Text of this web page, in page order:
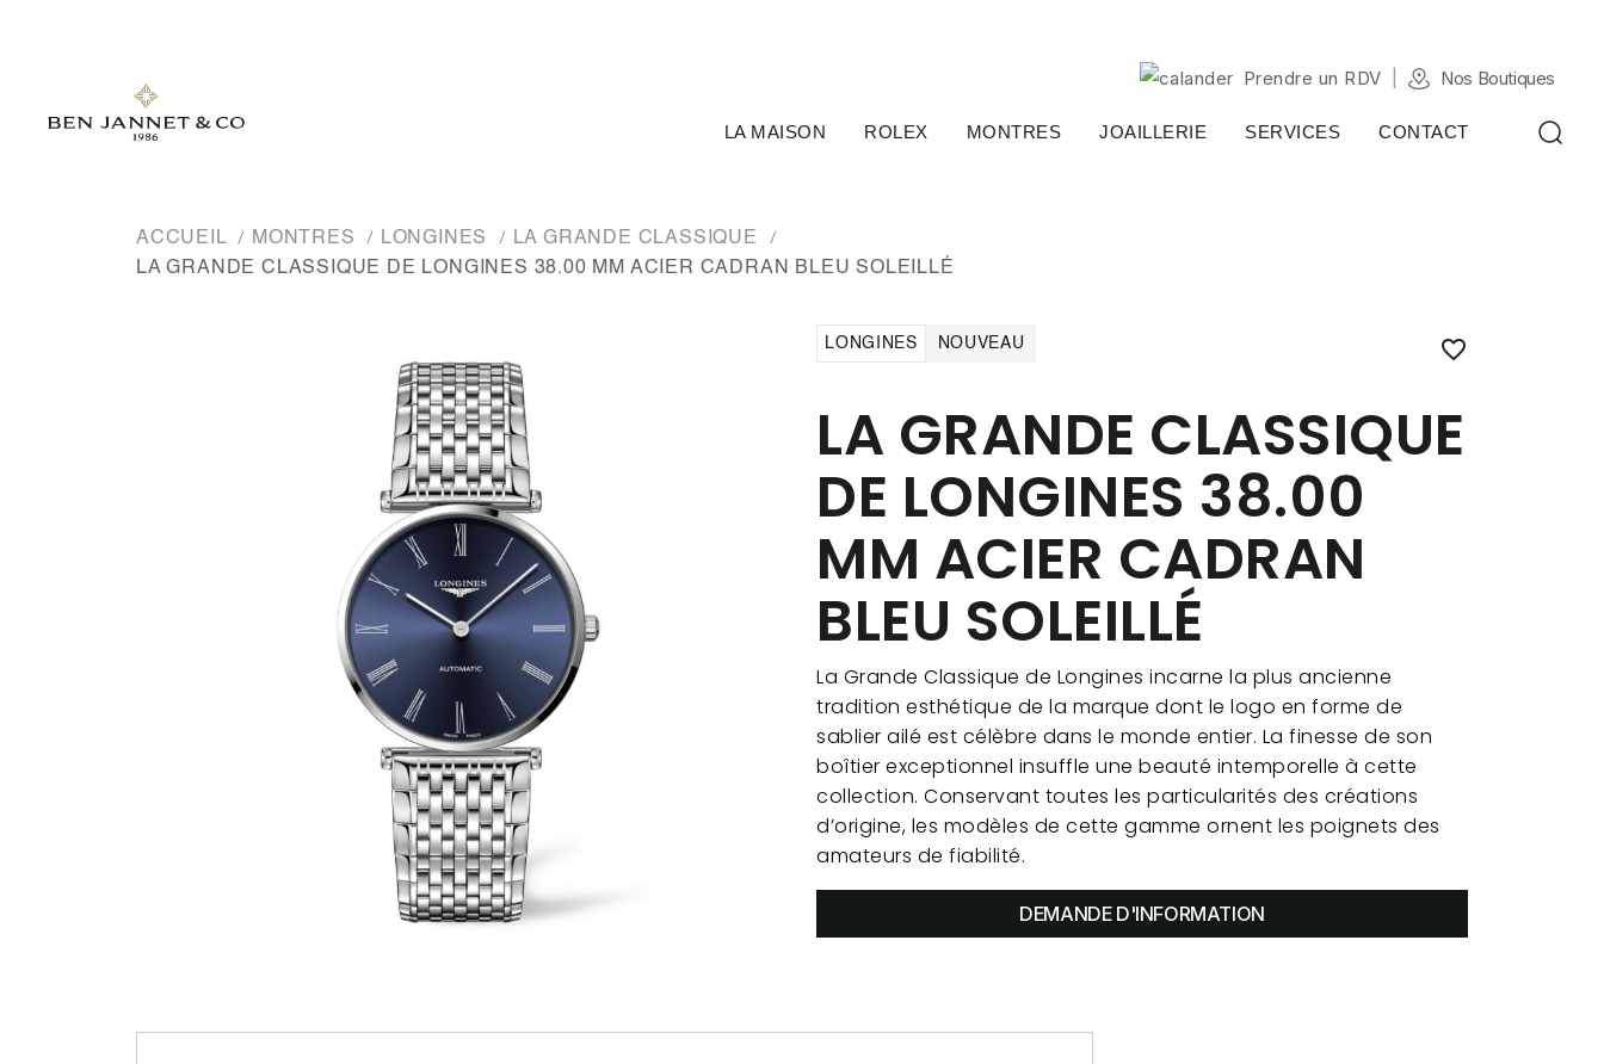
Prendre un RDV Nos Boutiques
LA MAISON ROLEX MONTRES JOAILLERIE SERVICES CONTACT
ACCUEIL MONTRES LONGINES
LA GRANDE CLASSIQUE
LA GRANDE CLASSIQUE DE LONGINES 38.00 MM ACIER CADRAN BLEU SOLEILLÉ
LONGINES NOUVEAU 
LA GRANDE CLASSIQUE
DE LONGINES 38.00
MM ACIER CADRAN
BLEU SOLEILLÉ
La Grande Classique de Longines incarne la plus ancienne
tradition esthétique de la marque dont le logo en forme de
sablier ailé est célèbre dans le monde entier. La finesse de son
boîtier exceptionnel insuffle une beauté intemporelle à cette
collection. Conservant toutes les particularités des créations
d’origine, les modèles de cette gamme ornent les poignets des
amateurs de fiabilité.
DEMANDE D'INFORMATION